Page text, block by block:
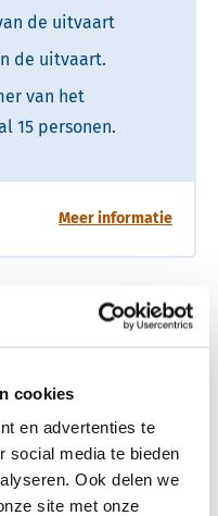
cookies
en advertenties te
social media te bieden
Ook delen we
site met onze
de uitvaart
de uitvaart.
van het
15 personen.
Meer informatieover